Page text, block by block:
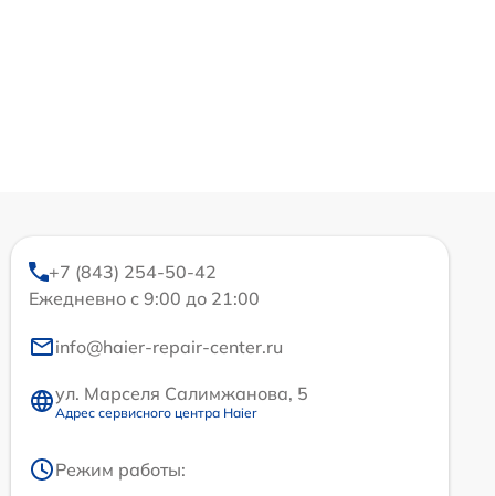
+7 (843) 254-50-42
Ежедневно с 9:00 до 21:00
info@haier-repair-center.ru
ул. Марселя Салимжанова, 5
Адрес сервисного центра Haier
Режим работы: